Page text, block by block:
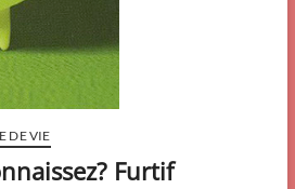
DE VIE
Furtif